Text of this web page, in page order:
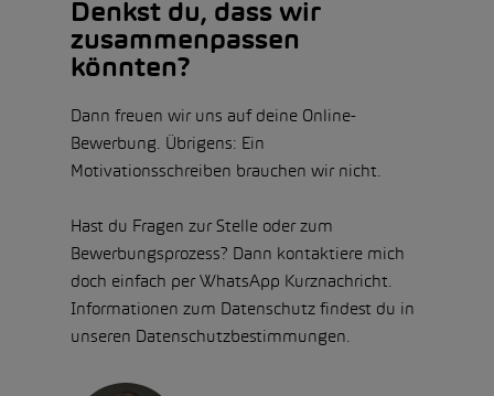
Denkst du, dass wir
zusammenpassen
könnten?
Dann freuen wir uns auf deine Online-
Bewerbung. Übrigens: Ein
Motivationsschreiben brauchen wir nicht.
Hast du Fragen zur Stelle oder zum
Bewerbungsprozess? Dann kontaktiere mich
doch einfach per WhatsApp Kurznachricht.
Informationen zum Datenschutz findest du in
unseren Datenschutzbestimmungen.